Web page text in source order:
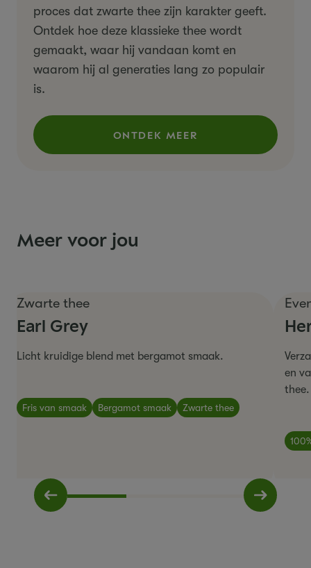
proces dat zwarte thee zijn karakter geeft.
Ontdek hoe deze klassieke thee wordt
gemaakt, waar hij vandaan komt en
waarom hij al generaties lang zo populair
is.
ONTDEK MEER
(WAT IS ZWARTE THEE?)
Meer voor jou
Zwarte thee
Earl Grey
Licht kruidige blend met bergamot smaak.
Fris van smaak Bergamot smaak Zwarte thee
en
thee.